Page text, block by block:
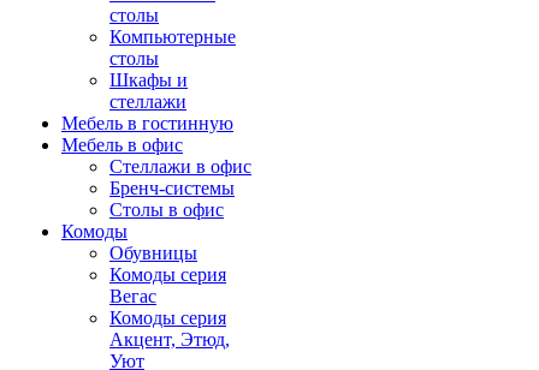
столы
Компьютерные
столы
Шкафы и
стеллажи
Мебель в гостинную
Мебель в офис
Стеллажи в офис
Бренч-системы
Столы в офис
Комоды
Обувницы
Комоды серия
Вегас
Комоды серия
Акцент, Этюд,
Уют